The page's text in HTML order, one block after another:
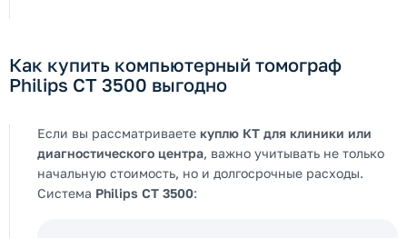
Как купить компьютерный томограф
Philips CT 3500 выгодно
Если вы рассматриваете куплю КТ для клиники или
диагностического центра, важно учитывать не только
начальную стоимость, но и долгосрочные расходы.
Система Philips CT 3500: